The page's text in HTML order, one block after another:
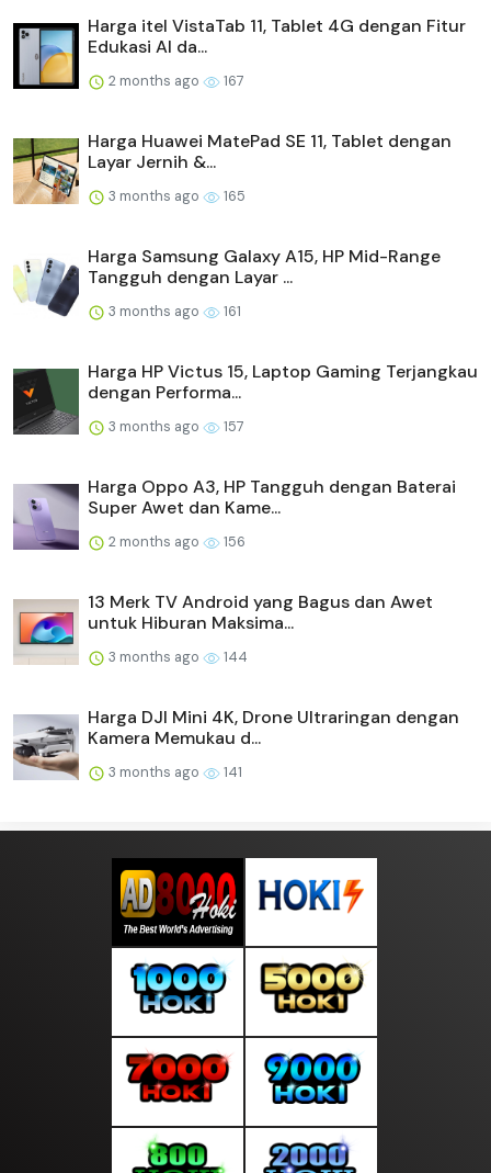
Harga itel VistaTab 11, Tablet 4G dengan Fitur
Edukasi AI da...
2 months ago 167
Harga Huawei MatePad SE 11, Tablet dengan
Layar Jernih &...
3 months ago 165
Harga Samsung Galaxy A15, HP Mid-Range
Tangguh dengan Layar ...
3 months ago 161
Harga HP Victus 15, Laptop Gaming Terjangkau
dengan Performa...
3 months ago 157
Harga Oppo A3, HP Tangguh dengan Baterai
Super Awet dan Kame...
2 months ago 156
13 Merk TV Android yang Bagus dan Awet
untuk Hiburan Maksima...
3 months ago 144
Harga DJI Mini 4K, Drone Ultraringan dengan
Kamera Memukau d...
3 months ago 141